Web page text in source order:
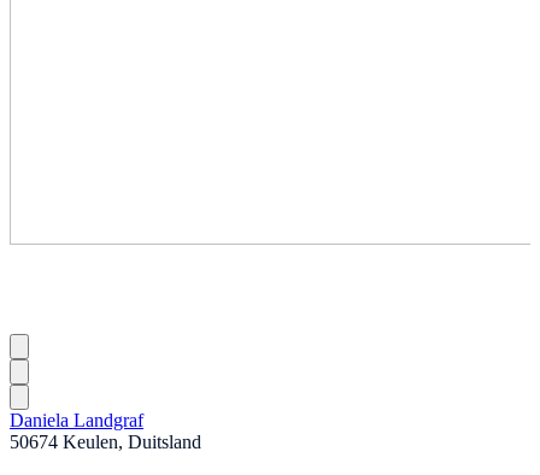
Daniela Landgraf
50674 Keulen, Duitsland